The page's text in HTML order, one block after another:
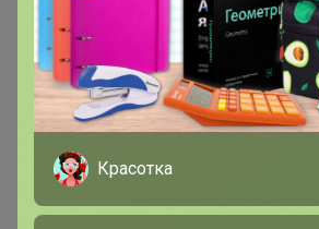
200 000+
Красотка